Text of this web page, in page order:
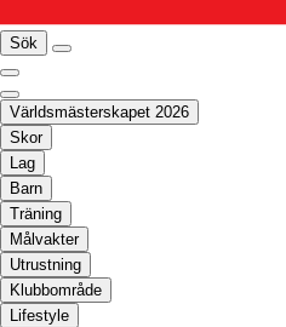
Sök
Världsmästerskapet 2026
Skor
Lag
Barn
Träning
Målvakter
Utrustning
Klubbområde
Lifestyle